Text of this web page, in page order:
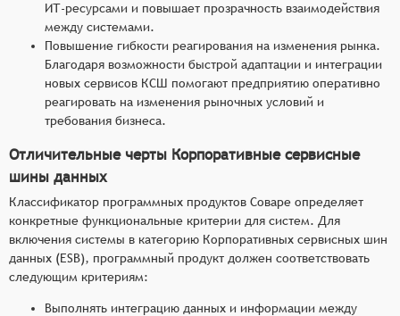
ИТ-ресурсами и повышает прозрачность взаимодействия
между системами.
Повышение гибкости реагирования на изменения рынка.
Благодаря возможности быстрой адаптации и интеграции
новых сервисов КСШ помогают предприятию оперативно
реагировать на изменения рыночных условий и
требования бизнеса.
Отличительные черты Корпоративные сервисные
шины данных
Классификатор программных продуктов Соваре определяет
конкретные функциональные критерии для систем. Для
включения системы в категорию Корпоративных сервисных шин
данных (ESB), программный продукт должен соответствовать
следующим критериям:
Выполнять интеграцию данных и информации между